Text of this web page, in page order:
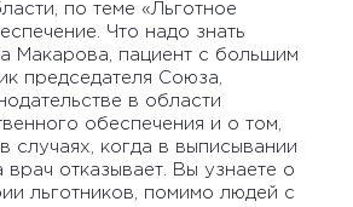
по теме «Льготное
Что надо знать
Макарова, пациент с большим
председателя Союза,
в области
обеспечения и о том,
случаях, когда в выписывании
врач отказывает.
Вы узнаете о
льготников, помимо людей с